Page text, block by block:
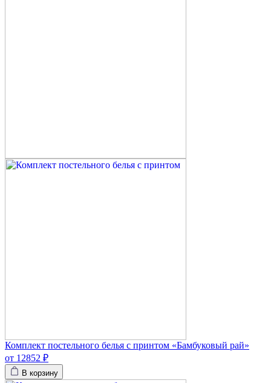
Комплект постельного белья с принтом «Бамбуковый рай»
от 12852 ₽
В корзину